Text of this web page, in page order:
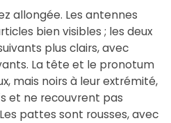
allongée. Les antennes
bien visibles ; les deux
plus clairs, avec
La tête et le pronotum
mais noirs à leur extrémité,
et ne recouvrent pas
pattes sont rousses, avec